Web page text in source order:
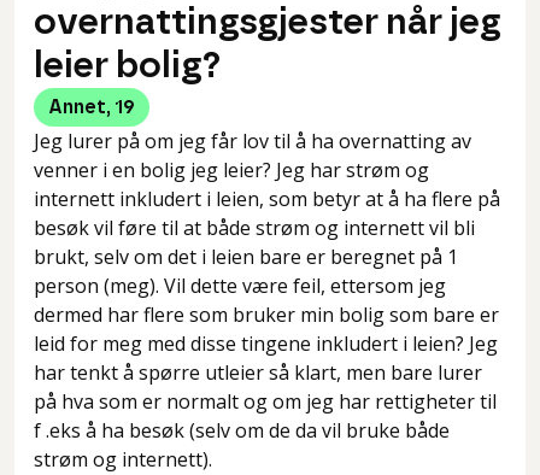
overnattingsgjester når jeg
leier bolig?
Annet, 19
Jeg lurer på om jeg får lov til å ha overnatting av
venner i en bolig jeg leier? Jeg har strøm og
internett inkludert i leien, som betyr at å ha flere på
besøk vil føre til at både strøm og internett vil bli
brukt, selv om det i leien bare er beregnet på 1
person (meg). Vil dette være feil, ettersom jeg
dermed har flere som bruker min bolig som bare er
leid for meg med disse tingene inkludert i leien? Jeg
har tenkt å spørre utleier så klart, men bare lurer
på hva som er normalt og om jeg har rettigheter til
f .eks å ha besøk (selv om de da vil bruke både
strøm og internett).